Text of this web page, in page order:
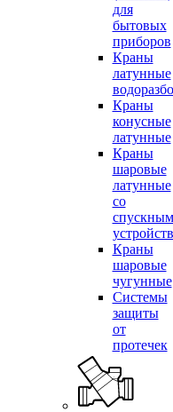
для
бытовых
приборов
Краны
латунные
Краны
конусные
латунные
Краны
шаровые
латунные
со
спускным
Краны
шаровые
чугунные
Системы
защиты
от
протечек